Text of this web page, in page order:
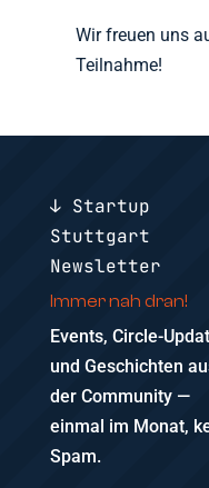
Wir freuen uns
Teilnahme!
↓ Startup
Stuttgart
Newsletter
Immer nah dran!
Events, Circle-
und Geschichten
der Community —
einmal im Monat,
Spam.